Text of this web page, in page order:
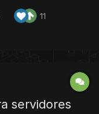
11
servidores